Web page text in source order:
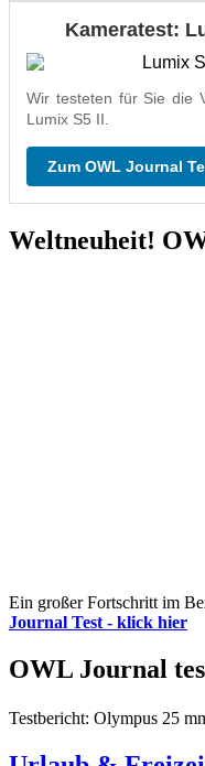
Kameratest:
Wir testeten für Sie die
Lumix S5 II.
Zum OWL Journal
Weltneuheit!
Ein großer Fortschritt im
Journal Test - klick hier
OWL Journal
Testbericht: Olympus 25